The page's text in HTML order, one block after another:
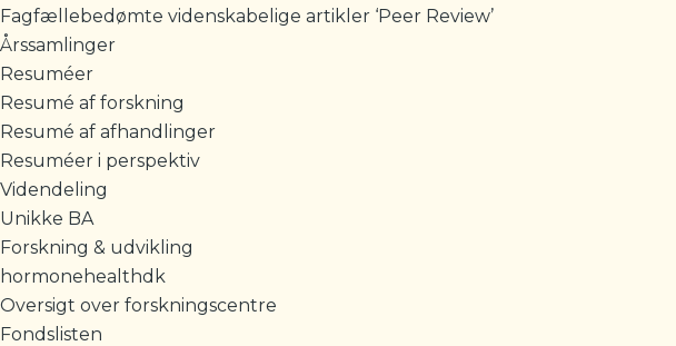
Fagfællebedømte videnskabelige artikler ‘Peer Review’
Årssamlinger
Resuméer
Resumé af forskning
Resumé af afhandlinger
Resuméer i perspektiv
Videndeling
Unikke BA
Forskning & udvikling
hormonehealthdk
Oversigt over forskningscentre
Fondslisten
i
evidensbaseret
praksis
på
sygeplejerskeuddannelsen
antal